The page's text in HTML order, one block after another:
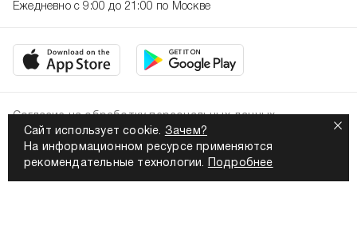
Сайт использует cookie. Зачем?
На информационном ресурсе применяются
рекомендательные технологии.
Подробнее
Ежедневно с 9:00 до 21:00 по Москве
2026. Все права защищены
Политика конфиденциальности
Согласие на обработку персональных данных